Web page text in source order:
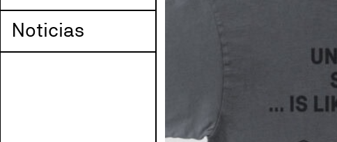
Noticias